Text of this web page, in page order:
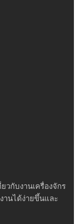
วกับงานเครื่องจักร
านได้ง่ายขึ้นและ